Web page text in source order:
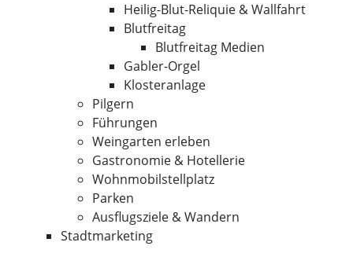
Heilig-Blut-Reliquie & Wallfahrt
Blutfreitag
Blutfreitag Medien
Gabler-Orgel
Klosteranlage
Pilgern
Führungen
Weingarten erleben
Gastronomie & Hotellerie
Wohnmobilstellplatz
Parken
Ausflugsziele & Wandern
Stadtmarketing